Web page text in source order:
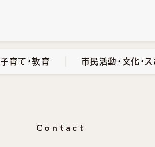
市民活動・文化・
子育て・教育 市民活動・文化・
Contact